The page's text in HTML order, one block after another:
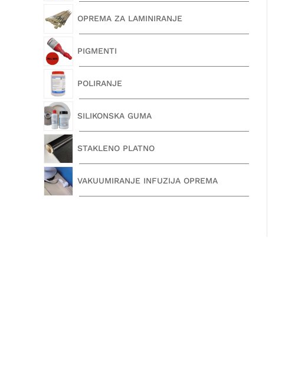
OPREMA ZA LAMINIRANJE
PIGMENTI
POLIRANJE
SILIKONSKA GUMA
STAKLENO PLATNO
VAKUUMIRANJE INFUZIJA OPREMA